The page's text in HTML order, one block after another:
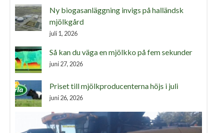
Ny biogasanläggning invigs på halländsk
mjölkgård
juli 1, 2026
Så kan du väga en mjölkko på fem sekunder
juni 27, 2026
Priset till mjölkproducenterna höjs i juli
juni 26, 2026